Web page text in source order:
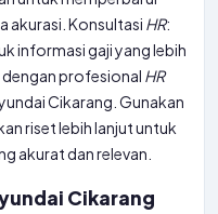
akurasi. Konsultasi HR:
informasi gaji yang lebih
profesional HR
Cikarang. Gunakan
riset lebih lanjut untuk
akurat dan relevan.
Cikarang